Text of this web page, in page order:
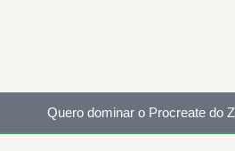
Quero dominar o Procreate do